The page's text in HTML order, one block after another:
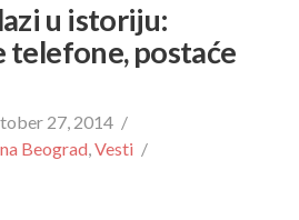
u istoriju:
telefone, postaće
27, 2014
Beograd,Vesti